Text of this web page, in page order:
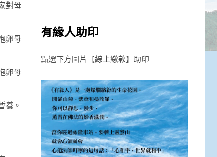
對母
卵母
卵母
養。
有緣人助印
點選下方圖片【線上繳款】助印